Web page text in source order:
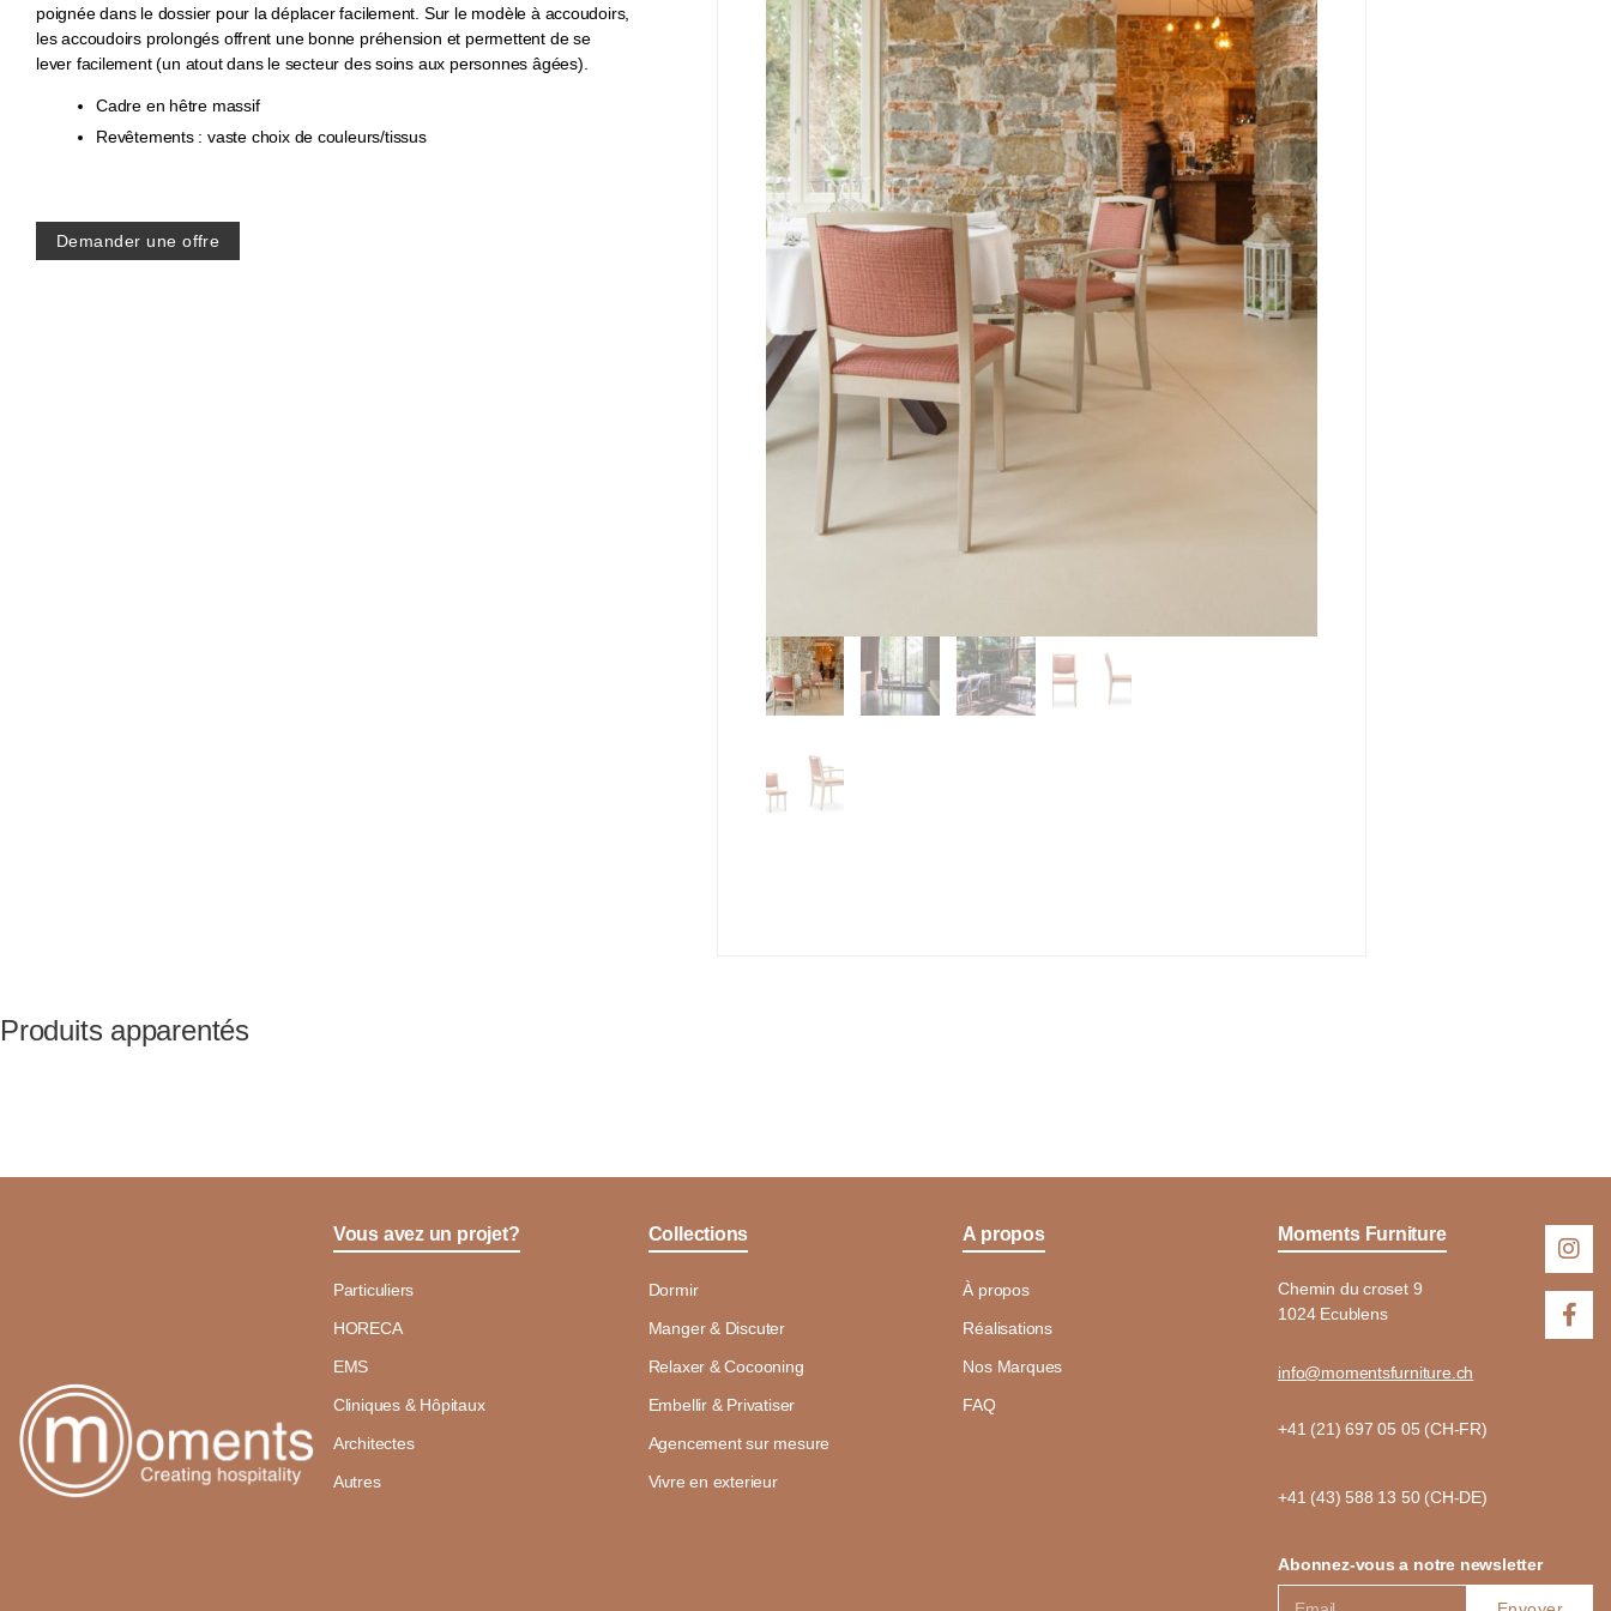
poignée dans le dossier pour la déplacer facilement. Sur le modèle à accoudoirs,
les accoudoirs prolongés offrent une bonne préhension et permettent de se
lever facilement (un atout dans le secteur des soins aux personnes âgées).
Cadre en hêtre massif
Revêtements : vaste choix de couleurs/tissus
Demander une offre
Produits apparentés
Vous avez un projet?
Particuliers
HORECA
EMS
Cliniques & Hôpitaux
Architectes
Autres
Collections
Dormir
Manger & Discuter
Relaxer & Cocooning
Embellir & Privatiser
Agencement sur mesure
Vivre en exterieur
A propos
À propos
Réalisations
Nos Marques
FAQ
Moments Furniture
Chemin du croset 9
1024 Ecublens
info@momentsfurniture.ch
+41 (21) 697 05 05 (CH-FR)
+41 (43) 588 13 50 (CH-DE)
Abonnez-vous a notre newsletter